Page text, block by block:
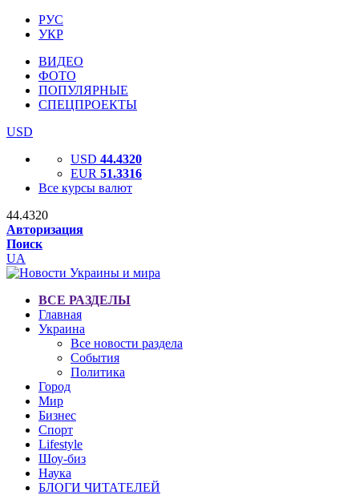
РУС
УКР
ВИДЕО
ФОТО
ПОПУЛЯРНЫЕ
СПЕЦПРОЕКТЫ
USD
USD 44.4320
EUR 51.3316
Все курсы валют
44.4320
Авторизация
Поиск
UA
ВСЕ РАЗДЕЛЫ
Главная
Украина
Все новости раздела
События
Политика
Город
Мир
Бизнес
Спорт
Lifestyle
Шоу-биз
Наука
БЛОГИ ЧИТАТЕЛЕЙ